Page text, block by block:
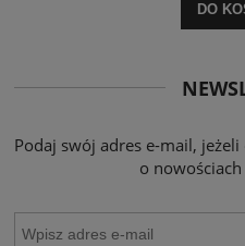
DO
Podaj swój adres e-mail,
o